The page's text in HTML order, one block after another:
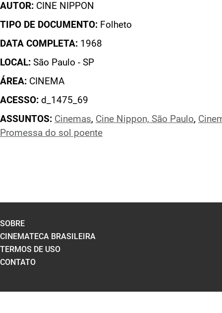
AUTOR: CINE NIPPON
TIPO DE DOCUMENTO: Folheto
DATA COMPLETA: 1968
LOCAL: São Paulo - SP
ÁREA: CINEMA
ACESSO: d_1475_69
ASSUNTOS: Cinemas, Cine Nippon, São Paulo,
Promessa do sol poente
SOBRE
CINEMATECA BRASILEIRA
TERMOS DE USO
CONTATO